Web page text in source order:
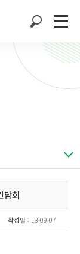
담회
작성일 : 18-09-07